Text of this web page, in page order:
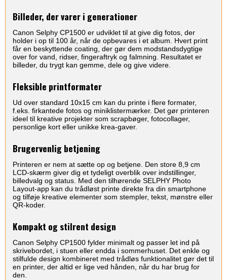
Billeder, der varer i generationer
Canon Selphy CP1500 er udviklet til at give dig fotos, der
holder i op til 100 år, når de opbevares i et album. Hvert print
får en beskyttende coating, der gør dem modstandsdygtige
over for vand, ridser, fingeraftryk og falmning. Resultatet er
billeder, du trygt kan gemme, dele og give videre.
Fleksible printformater
Ud over standard 10x15 cm kan du printe i flere formater,
f.eks. firkantede fotos og miniklistermærker. Det gør printeren
ideel til kreative projekter som scrapbøger, fotocollager,
personlige kort eller unikke krea-gaver.
Brugervenlig betjening
Printeren er nem at sætte op og betjene. Den store 8,9 cm
LCD-skærm giver dig et tydeligt overblik over indstillinger,
billedvalg og status. Med den tilhørende SELPHY Photo
Layout-app kan du trådløst printe direkte fra din smartphone
og tilføje kreative elementer som stempler, tekst, mønstre eller
QR-koder.
Kompakt og stilrent design
Canon Selphy CP1500 fylder minimalt og passer let ind på
skrivebordet, i stuen eller endda i sommerhuset. Det enkle og
stilfulde design kombineret med trådløs funktionalitet gør det til
en printer, der altid er lige ved hånden, når du har brug for
den.